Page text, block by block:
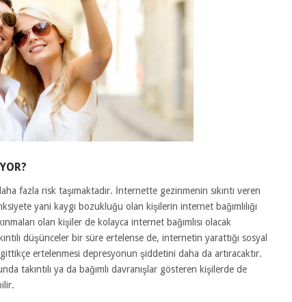
fazla risk taşımaktadır. İnternette gezinmenin sıkıntı veren
yani kaygı bozukluğu olan kişilerin internet bağımlılığı
olan kişiler de kolayca internet bağımlısı olacak
düşünceler bir süre ertelense de, internetin yarattığı sosyal
ertelenmesi depresyonun şiddetini daha da artıracaktır.
takıntılı ya da bağımlı davranışlar gösteren kişilerde de